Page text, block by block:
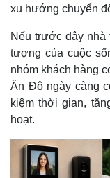
xu hướng chuyển
Nếu trước đây
tượng của cuộc
nhóm khách hàng
Ấn Độ ngày càng
kiệm thời gian,
hoạt.